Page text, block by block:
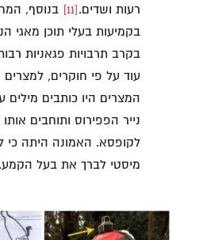
רעות ושדים.[11]
בנוסף,
בקמיעות בעלי תוכן מאגי
בקרב תרבויות פגאניות
עוד על פי חוקרים, למצרים
המצרים היו כותבים
נייר הפפירוס ותוחבים
לקופסא. האמונה היתה כי
מיסטי לברך את בעל